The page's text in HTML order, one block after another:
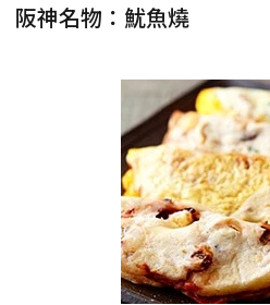
阪神名物：魷魚燒